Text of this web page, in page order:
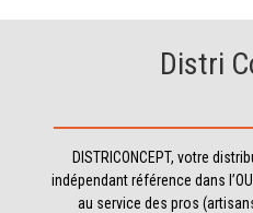
Distri
DISTRICONCEPT, votre
indépendant référence dans
au service des pros